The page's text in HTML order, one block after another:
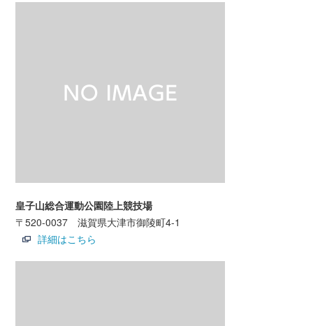
皇子山総合運動公園陸上競技場
〒520-0037 滋賀県大津市御陵町4-1
詳細はこちら